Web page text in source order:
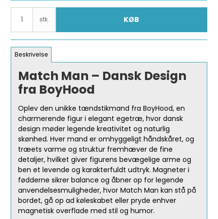
stk. KØB
Beskrivelse
Match Man – Dansk Design
fra BoyHood
Oplev den unikke tændstikmand fra BoyHood, en
charmerende figur i elegant egetræ, hvor dansk
design møder legende kreativitet og naturlig
skønhed. Hver mand er omhyggeligt håndskåret, og
træets varme og struktur fremhæver de fine
detaljer, hvilket giver figurens bevægelige arme og
ben et levende og karakterfuldt udtryk. Magneter i
fødderne sikrer balance og åbner op for legende
anvendelsesmuligheder, hvor Match Man kan stå på
bordet, gå op ad køleskabet eller pryde enhver
magnetisk overflade med stil og humor.